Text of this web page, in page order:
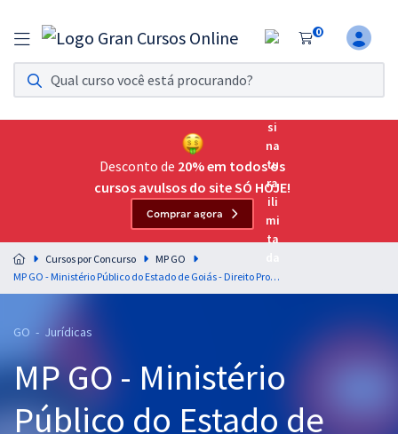
0
Assinatura Ilimitada 11
Acesso a todos os cursos. Teste grátis por 7 dias!
Assinatura OAB Até Passar
Acesso ilimitado a toda preparação para o Exame da
Residências Multiprofissionais
Preparação completa e intensiva para as principais
residências em saúde do Brasil
Cursos 20% OFF
Pós
Desconto de 20% em todos os
cursos avulsos do site SÓ HOJE!
Comprar agora
Cursos por Concurso
MP GO
MP GO - Ministério Público do Estado de Goiás - Direito Processual Penal para o Cargo de Promotor de Justiça Substituto - Professora Geilza Diniz
GO - Jurídicas
MP GO - Ministério
Público do Estado de